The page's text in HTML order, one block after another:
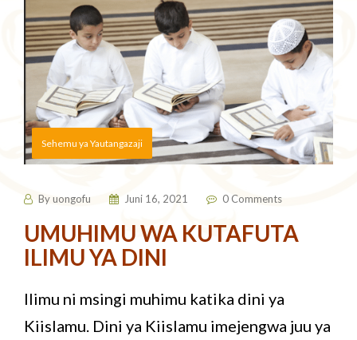
Sehemu ya Yautangazaji
Byuongofu Juni 16, 2021 0 Comments
UMUHIMU WA KUTAFUTA
ILIMU YA DINI
Ilimu ni msingi muhimu katika dini ya
Kiislamu. Dini ya Kiislamu imejengwa juu ya